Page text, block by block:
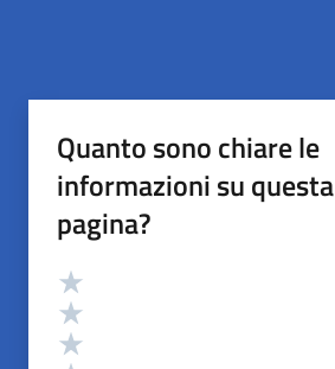
Quanto sono chiare le
informazioni su questa
pagina?
Valutazione